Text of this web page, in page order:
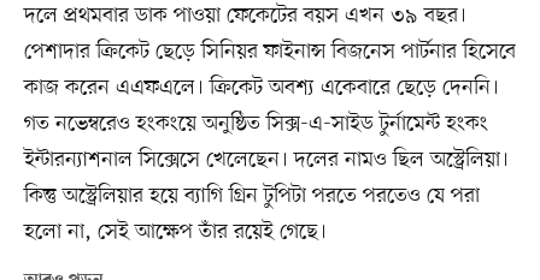
দলে প্রথমবার ডাক পাওয়া ফেকেটের বয়স এখন ৩৯ বছর।
পেশাদার ক্রিকেট ছেড়ে সিনিয়র ফাইনান্স বিজনেস পার্টনার হিসেবে
কাজ করেন এএফএলে। ক্রিকেট অবশ্য একেবারে ছেড়ে দেননি।
গত নভেম্বরেও হংকংয়ে অনুষ্ঠিত সিক্স-এ-সাইড টুর্নামেন্ট হংকং
ইন্টারন্যাশনাল সিক্সেসে খেলেছেন। দলের নামও ছিল অস্ট্রেলিয়া।
কিন্তু অস্ট্রেলিয়ার হয়ে ব্যাগি গ্রিন টুপিটা পরতে পরতেও যে পরা
হলো না, সেই আক্ষেপ তাঁর রয়েই গেছে।